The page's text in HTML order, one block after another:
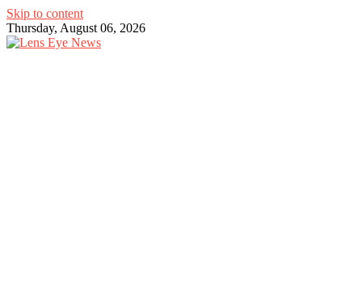
Skip to content
Thursday, August 06, 2026